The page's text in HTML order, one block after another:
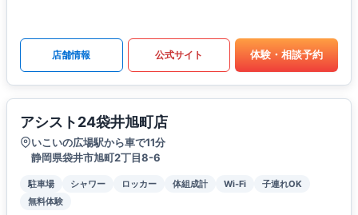
店舗情報 公式サイト 体験・相談予約
アシスト24袋井旭町店
いこいの広場駅から車で11分
静岡県袋井市旭町2丁目8-6
駐車場 シャワー ロッカー 体組成計 Wi-Fi
子連れOK
無料体験